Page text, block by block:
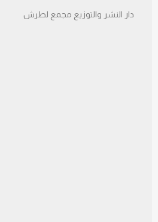
دار النشر والتوزيع مجمع لطرش